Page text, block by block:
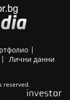
Лични данни
reserved.